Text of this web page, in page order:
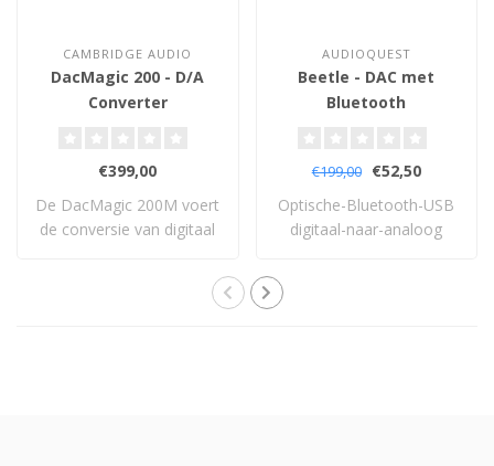
CAMBRIDGE AUDIO
DacMagic 200 - D/A
Converter
€399,00
De DacMagic 200M voert
de conversie van digitaal
AUDIOQUEST
Beetle - DAC met
Bluetooth
€199,00
€52,50
Optische-Bluetooth-USB
digitaal-naar-analoog